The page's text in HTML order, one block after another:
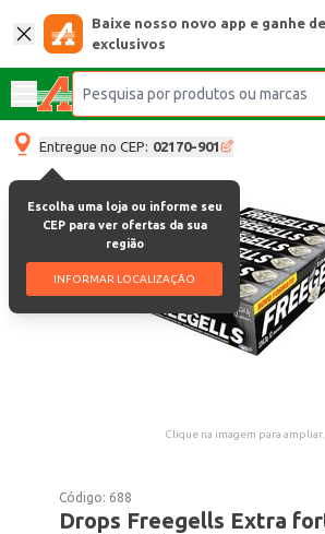
Baixe nosso novo app e ganhe
exclusivos
Entregue no CEP: 02170-901
Escolha uma loja ou informe seu
CEP para ver ofertas da sua
região
INFORMAR LOCALIZAÇÃO
Clique na imagem para ampliar.
Código: 688
Drops Freegells Extra